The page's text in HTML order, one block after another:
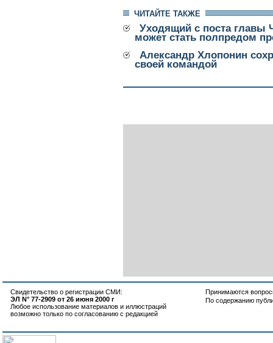
ЧИТАЙТЕ ТАКЖЕ
Уходящий с поста главы
может стать полпредом
Александр Хлопонин
своей командой
Свидетельство о регистрации СМИ:
ЭЛ N° 77-2909 от 26 июня 2000 г
Любое использование материалов и иллюстраций
возможно только по согласованию с редакцией
Принимаются
По содержанию